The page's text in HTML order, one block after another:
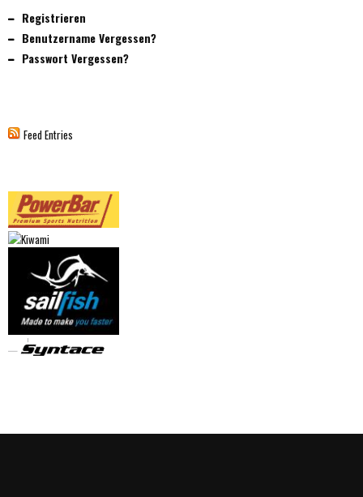
Registrieren
Benutzername Vergessen?
Passwort Vergessen?
Feed Entries